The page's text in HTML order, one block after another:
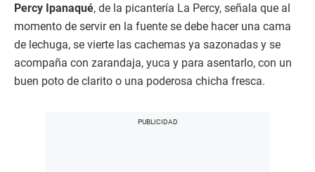
Percy Ipanaqué, de la picantería La Percy, señala que al
momento de servir en la fuente se debe hacer una cama
de lechuga, se vierte las cachemas ya sazonadas y se
acompaña con zarandaja, yuca y para asentarlo, con un
buen poto de clarito o una poderosa chicha fresca.